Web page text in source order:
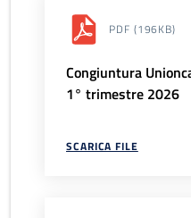
PDF (196KB)
Congiuntura
1° trimestre 2026
SCARICA FILE